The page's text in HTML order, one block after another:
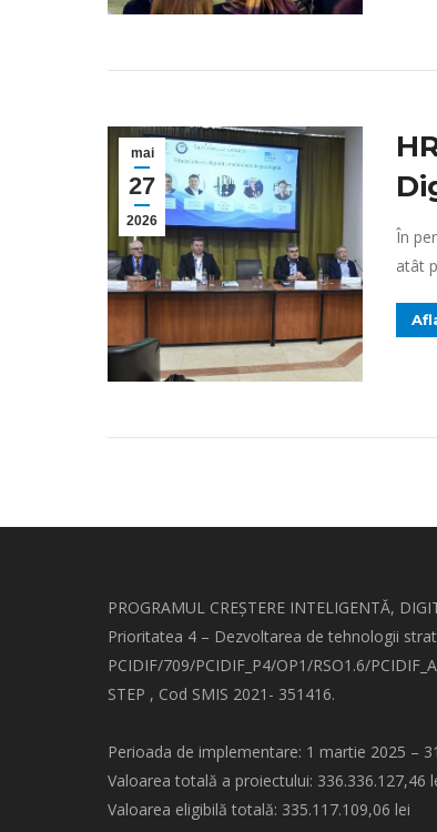
mai
27
2026
În
atât
PROGRAMUL CREȘTERE INTELIGENTĂ,
Prioritatea 4 – Dezvoltarea de tehnologii
PCIDIF/709/PCIDIF_P4/OP1/RSO1.6/
STEP , Cod SMIS 2021- 351416.
Perioada de implementare: 1 martie 2025 –
Valoarea totală a proiectului: 336.336.127,46
Valoarea eligibilă totală: 335.117.109,06 lei